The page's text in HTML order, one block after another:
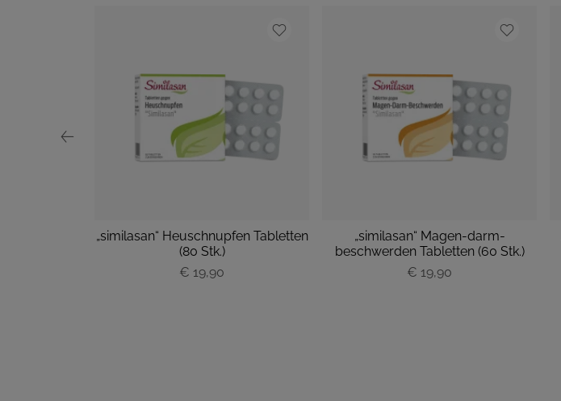
„similasan“ Heuschnupfen Tabletten
(80 Stk.)
€ 19,90
„similasan“ Magen-darm-
beschwerden Tabletten (60 Stk.)
€ 19,90
P
P